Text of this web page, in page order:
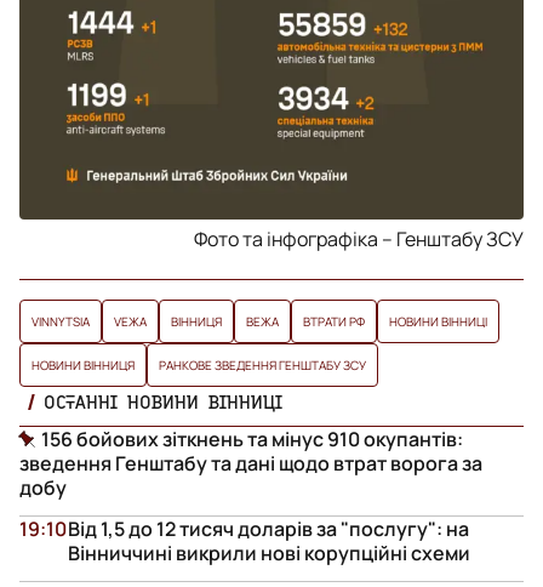
Фото та інфографіка – Генштабу ЗСУ
VINNYTSIA VЕЖА ВІННИЦЯ ВЕЖА ВТРАТИ РФ НОВИНИ ВІННИЦІ
НОВИНИ ВІННИЦЯ РАНКОВЕ ЗВЕДЕННЯ ГЕНШТАБУ ЗСУ
ОСТАННІ НОВИНИ ВІННИЦІ
156 бойових зіткнень та мінус 910 окупантів:
зведення Генштабу та дані щодо втрат ворога за
добу
Від 1,5 до 12 тисяч доларів за "послугу": на
Вінниччині викрили нові корупційні схеми
19:10